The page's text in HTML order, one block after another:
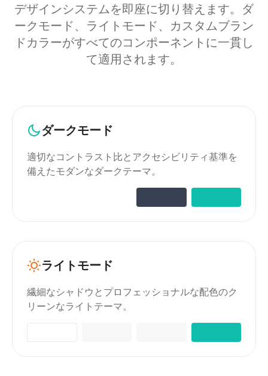
デザインシステムを即座に切り替えます。ダ
ークモード、ライトモード、カスタムブラン
ドカラーがすべてのコンポーネントに一貫し
て適用されます。
ダークモード
適切なコントラスト比とアクセシビリティ基準を
備えたモダンなダークテーマ。
ライトモード
繊細なシャドウとプロフェッショナルな配色のク
リーンなライトテーマ。